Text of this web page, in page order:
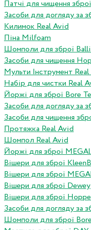
Патчі для чищення
Засоби для догляду за
Килимок Real Avid
Піна Milfoam
Шомполи для зброї
Засоби для чищення
Мульти Інструмент
Набір для чистки Real
Йоржі для зброї Bore
Засоби для догляду за
Засоби для чищення
Протяжка Real Avid
Шомпол Real Avid
Йоржі для зброї
Вішери для зброї
Вішери для зброї
Вішери для зброї Dewey
Вішери для зброї
Засоби для догляду за
Шомполи для зброї